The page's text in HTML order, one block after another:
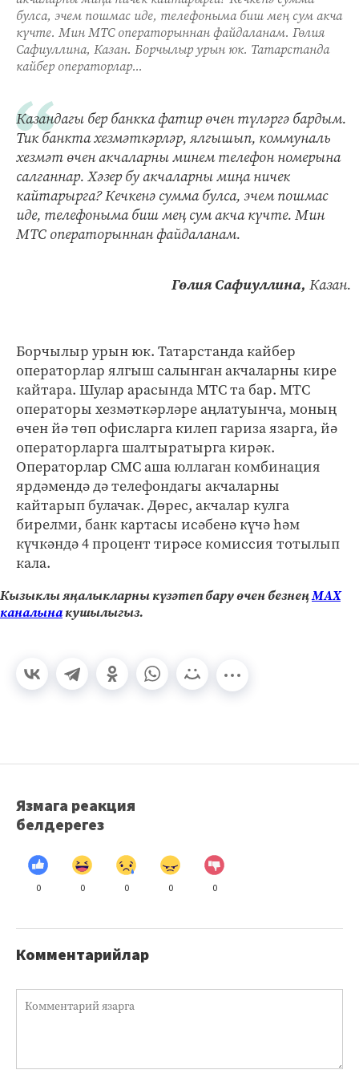
булса, эчем пошмас иде, телефоныма биш мең сум акча
күчте. Мин МТС операторыннан файдаланам. Гөлия
Сафиуллина, Казан. Борчылыр урын юк. Татарстанда
кайбер операторлар...
Казандагы бер банкка фатир өчен түләргә бардым.
Тик банкта хезмәткәрләр, ялгышып, коммуналь
хезмәт өчен акчаларны минем телефон номерына
салганнар. Хәзер бу акчаларны миңа ничек
кайтарырга? Кечкенә сумма булса, эчем пошмас
иде, телефоныма биш мең сум акча күчте. Мин
МТС операторыннан файдаланам.
Гөлия Сафиуллина, Казан.
Борчылыр урын юк. Татарстанда кайбер
операторлар ялгыш салынган акчаларны кире
кайтара. Шулар арасында МТС та бар. МТС
операторы хезмәткәрләре аңлатуынча, моның
өчен йә төп офисларга килеп гариза язарга, йә
операторларга шалтыратырга кирәк.
Операторлар СМС аша юллаган комбинация
ярдәмендә дә телефондагы акчаларны
кайтарып булачак. Дөрес, акчалар кулга
бирелми, банк картасы исәбенә күчә һәм
күчкәндә 4 процент тирәсе комиссия тотылып
кала.
Кызыклы яңалыкларны күзәтеп бару өчен безнеңМАХ
каналынакушылыгыз.
Язмага реакция
белдерегез
0 0 0 0 0
Комментарийлар